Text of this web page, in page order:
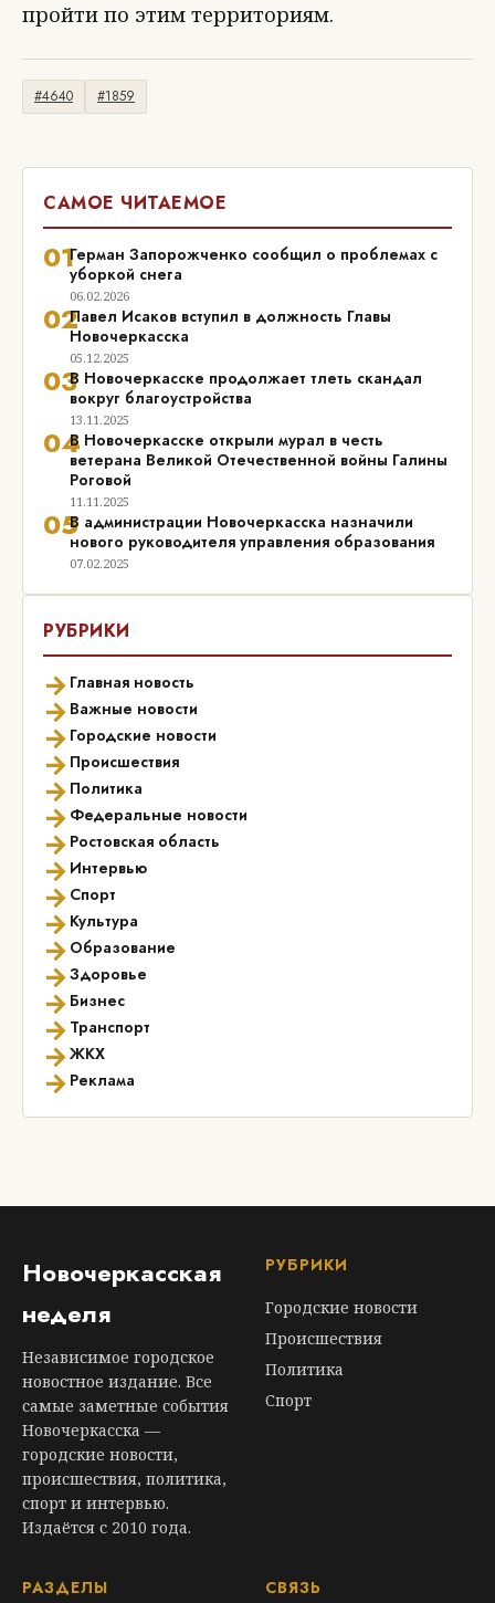
пройти по этим территориям.
#4640 #1859
САМОЕ ЧИТАЕМОЕ
01Герман Запорожченко сообщил о проблемах с
уборкой снега
06.02.2026
02Павел Исаков вступил в должность Главы
Новочеркасска
05.12.2025
03В Новочеркасске продолжает тлеть скандал
вокруг благоустройства
13.11.2025
04В Новочеркасске открыли мурал в честь
ветерана Великой Отечественной войны Галины
Роговой
11.11.2025
05В администрации Новочеркасска назначили
нового руководителя управления образования
07.02.2025
РУБРИКИ
→ Главная новость
→ Важные новости
→ Городские новости
→ Происшествия
→ Политика
→ Федеральные новости
→ Ростовская область
→ Интервью
→ Спорт
→ Культура
→ Образование
→Здоровье
→ Бизнес
→ Транспорт
→ЖКХ
→ Реклама
Новочеркасская
неделя
Независимое городское
новостное издание. Все
самые заметные события
Новочеркасска —
городские новости,
происшествия, политика,
спорт и интервью.
Издаётся с 2010 года.
РУБРИКИ
Городские новости
Происшествия
Политика
Спорт
РАЗДЕЛЫ СВЯЗЬ